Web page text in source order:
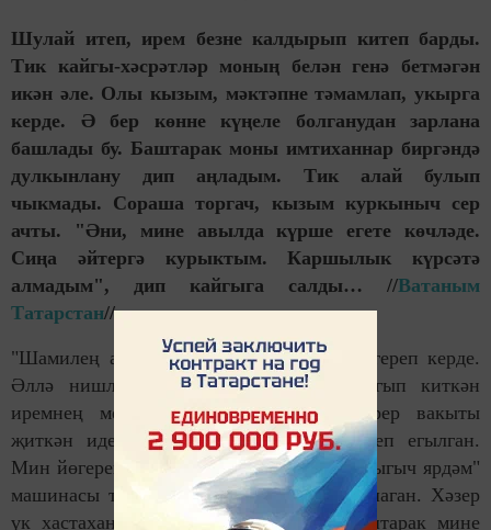
Шулай итеп, ирем безне калдырып китеп барды.
Тик кайгы-хәсрәтләр моның белән генә бетмәгән
икән әле. Олы кызым, мәктәпне тәмамлап, укырга
керде. Ә бер көнне күңеле болганудан зарлана
башлады бу. Баштарак моны имтиханнар биргәндә
дулкынлану дип аңладым. Тик алай булып
чыкмады. Сораша торгач, кызым куркыныч сер
ачты. "Әни, мине авылда күрше егете көчләде.
Сиңа әйтергә курыктым. Каршылык күрсәтә
алмадым", дип кайгыга салды… //Ватаным
Татарстан//
"Шамилең авыр хәлдә", дип, күршем йөгереп керде.
Әллә нишләп киттем. Төнге эшкә чыгып киткән
иремнең менә-менә эштән кайтып керер вакыты
җиткән иде. Кайтып җитәрәк хәле китеп егылган.
Мин йөгереп чыкканда, ирем янында "ашыгыч ярдәм"
машинасы тора иде. "Йөрәк булырга охшаган. Хәзер
үк хастаханәгә илтәбез", диде алар. Баштарак мине